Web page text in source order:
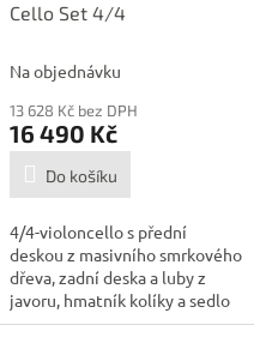
Cello Set 4/4
Na objednávku
13 628 Kč bez DPH
16 490 Kč
Do košíku
4/4-violoncello s přední
deskou z masivního smrkového
dřeva, zadní deska a luby z
javoru, hmatník kolíky a sedlo
z...